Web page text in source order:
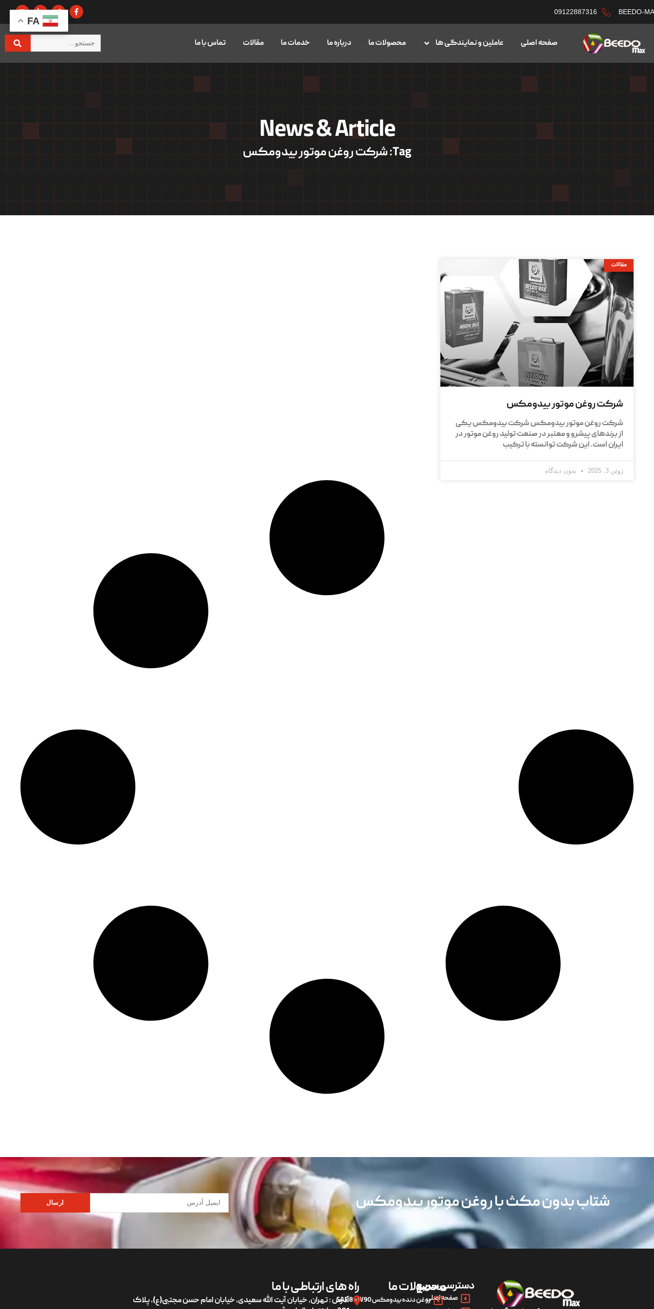
BEEDO-
09122887316
صفحه اصلی عاملین و نمایندگی ها محصولات ما درباره ما خدمات ما مقالات تماس با ما
News & Article
Tag: شرکت روغن موتور بیدومکس
مقالات
شرکت روغن موتور بیدومکس
شرکت روغن موتور بیدومکس شرکت بیدومکس یکی
از برندهای پیشرو و معتبر در صنعت تولید روغن موتور در
ایران است. این شرکت توانسته با ترکیب
ژوئن 3, 2025 بدون دیدگاه
شتاب بدون مکث با روغن موتور بیدومکس ارسال
دسترسی سریع
صفحه اصلی
محصولات ما
روغن دنده بیدومکس SAE 85W90
راه های ارتباطی با ما
آدرس : تهران، خیابان آیت الله سعیدی، خیابان امام حسن مجتبی(ع)، پلاک
FA